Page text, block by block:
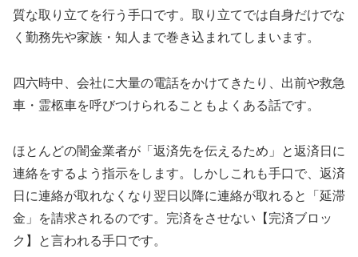
質な取り立てを行う手口です。取り立てでは自身だけでな
く勤務先や家族・知人まで巻き込まれてしまいます。
四六時中、会社に大量の電話をかけてきたり、出前や救急
車・霊柩車を呼びつけられることもよくある話です。
ほとんどの闇金業者が「返済先を伝えるため」と返済日に
連絡をするよう指示をします。しかしこれも手口で、返済
日に連絡が取れなくなり翌日以降に連絡が取れると「延滞
金」を請求されるのです。完済をさせない【完済ブロッ
ク】と言われる手口です。